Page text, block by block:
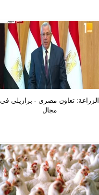
الزراعة: تعاون مصرى - برازيلى فى
مجال